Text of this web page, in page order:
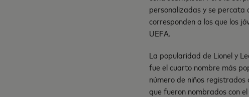
personalizadas y se percata
corresponden a los que los
UEFA.
La popularidad de Lionel y
fue el cuarto nombre más
número de niños registrados
que fueron nombrados con